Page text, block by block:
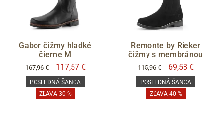
Regarde le Ciel
Remonte
Rieker
Tamaris
hnědá
VÝŠKA PODPATKU
Gabor čižmy hladké
čierne M
167,96 € 117,57 €
POSLEDNÁ ŠANCA
ZĽAVA 30 %
Remonte by Rieker
čižmy s membránou
115,96 € 69,58 €
POSLEDNÁ ŠANCA
ZĽAVA 40 %